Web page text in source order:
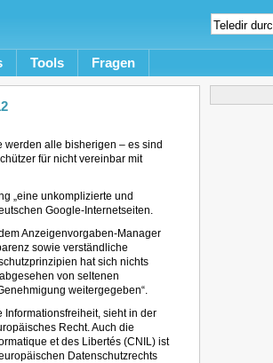
Tools Fragen
alle bisherigen – es sind
für nicht vereinbar mit
„eine unkomplizierte und
Google-Internetseiten.
Anzeigenvorgaben-Manager
sowie verständliche
hat sich nichts
von seltenen
weitergegeben“.
Informationsfreiheit, sieht in der
Recht. Auch die
et des Libertés (CNIL) ist
Datenschutzrechts